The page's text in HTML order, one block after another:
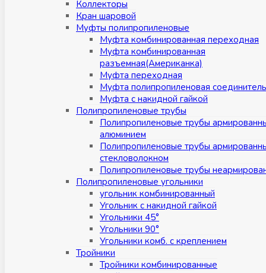
Коллекторы
Кран шаровой
Муфты полипропиленовые
Муфта комбинированная переходная
Муфта комбинированная
разъемная(Американка)
Муфта переходная
Муфта полипропиленовая
Муфта с накидной гайкой
Полипропиленовые трубы
Полипропиленовые трубы
алюминием
Полипропиленовые трубы
стекловолокном
Полипропиленовые трубы
Полипропиленовые угольники
угольник комбинированный
Угольник с накидной гайкой
Угольники 45°
Угольники 90°
Угольники комб. с креплением
Тройники
Тройники комбинированные